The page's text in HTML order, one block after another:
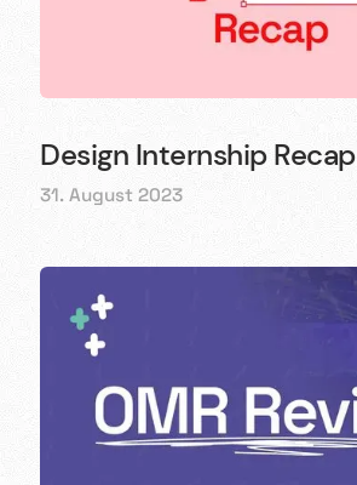
Design Internship Recap
31. August 2023